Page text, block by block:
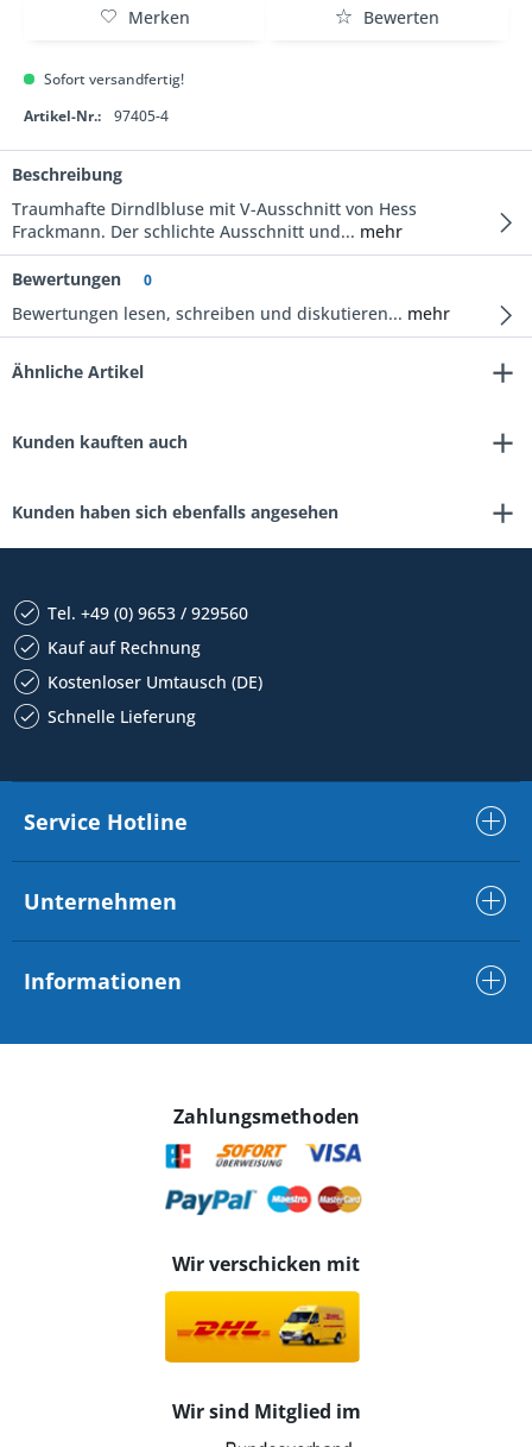
Merken Bewerten
Sofort versandfertig!
Artikel-Nr.:
97405-4
Beschreibung
Traumhafte Dirndlbluse mit V-Ausschnitt von Hess
Frackmann. Der schlichte Ausschnitt und... mehr
Bewertungen 0
Bewertungen lesen, schreiben und diskutieren... mehr
Ähnliche Artikel
Kunden kauften auch
Kunden haben sich ebenfalls angesehen
Tel. +49 (0) 9653 / 929560
Kauf auf Rechnung
Kostenloser Umtausch (DE)
Schnelle Lieferung
Service Hotline
Unternehmen
Informationen
Zahlungsmethoden
Wir verschicken mit
Wir sind Mitglied im